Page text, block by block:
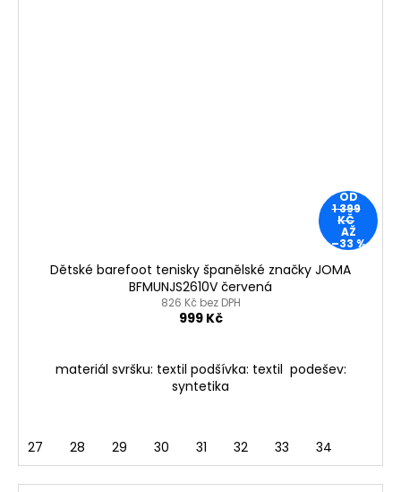
OD
1 399
KČ
AŽ
–33 %
Dětské barefoot tenisky španělské značky JOMA
BFMUNJS2610V červená
826 Kč bez DPH
999 Kč
materiál svršku: textil podšívka: textil podešev:
syntetika
27 28 29 30 31 32 33 34